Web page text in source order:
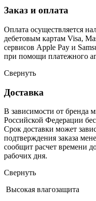
Заказ и оплата
Оплата осуществляется
дебетовым картам Visa,
сервисов Apple Pay и
при помощи платежного
Свернуть
Доставка
В зависимости от бренда
Российской Федерации
Срок доставки может
подтверждения заказа
сообщит расчет времени
рабочих дня.
Свернуть
Высокая влагозащита